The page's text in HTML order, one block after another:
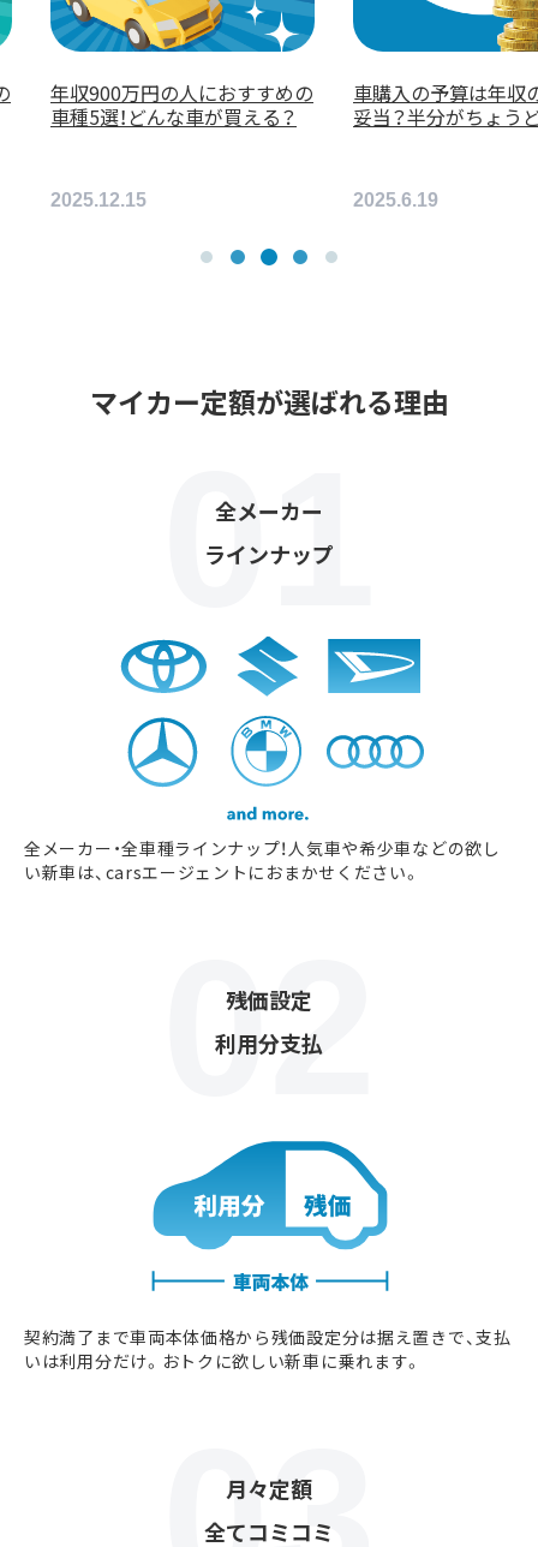
の予算は年収の何割が
半分がちょうどいい？
【特集】納期が短くリセールも
良いおすすめ17車種を紹介！
マイカー定額が選ばれる理由
全メーカー
ラインナップ
全メーカー・全車種ラインナップ！人気車や希少車などの欲し
い新車は、carsエージェントにおまかせください。
残価設定
利用分支払
契約満了まで車両本体価格から残価設定分は据え置きで、支払
いは利用分だけ。おトクに欲しい新車に乗れます。
月々定額
全てコミコミ